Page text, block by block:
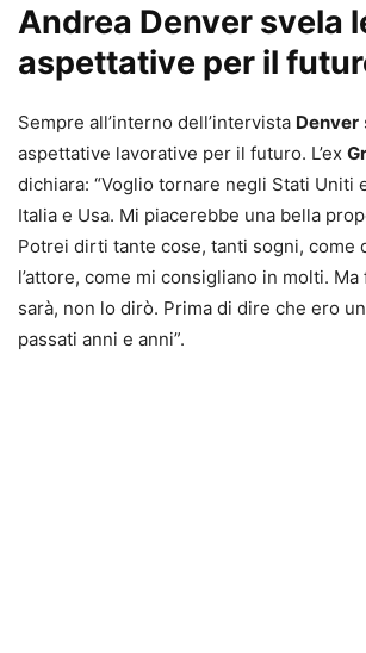
Andrea Denver svela
aspettative per il
Sempre all’interno dell’intervista Denver
aspettative lavorative per il futuro. L’ex
dichiara: “Voglio tornare negli Stati Uniti
Italia e Usa. Mi piacerebbe una bella
Potrei dirti tante cose, tanti sogni, come
l’attore, come mi consigliano in molti.
sarà, non lo dirò. Prima di dire che ero
passati anni e anni”.